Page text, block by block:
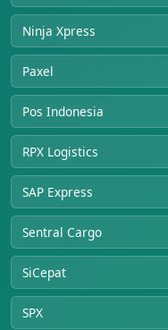
Ninja Xpress
Paxel
Pos Indonesia
RPX Logistics
SAP Express
Sentral Cargo
SiCepat
SPX